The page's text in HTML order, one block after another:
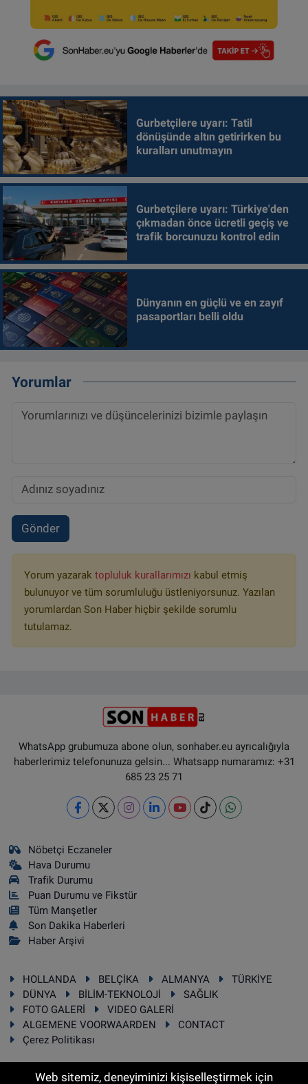
Gurbetçilere uyarı: Tatil
dönüşünde altın getirirken bu
kuralları unutmayın
Gurbetçilere uyarı: Türkiye'den
çıkmadan önce ücretli geçiş ve
trafik borcunuzu kontrol edin
Dünyanın en güçlü ve en zayıf
pasaportları belli oldu
Yorumlar
Gönder
Yorum yazarak topluluk kurallarımızı kabul etmiş
bulunuyor ve tüm sorumluluğu üstleniyorsunuz. Yazılan
yorumlardan Son Haber hiçbir şekilde sorumlu
tutulamaz.
WhatsApp grubumuza abone olun, sonhaber.eu ayrıcalığıyla
haberlerimiz telefonunuza gelsin... Whatsapp numaramız: +31
685 23 25 71
Nöbetçi Eczaneler
Hava Durumu
Trafik Durumu
Puan Durumu ve Fikstür
Tüm Manşetler
Son Dakika Haberleri
Haber Arşivi
HOLLANDA BELÇİKA ALMANYA
TÜRKİYE
DÜNYA
BİLİM-TEKNOLOJİ
SAĞLIK
FOTO GALERİ
VIDEO GALERİ
ALGEMENE VOORWAARDEN
CONTACT
Çerez Politikası
Web sitemiz, deneyiminizi kişiselleştirmek için